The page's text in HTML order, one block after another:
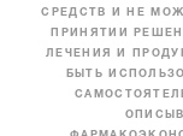
СРЕДСТВ И НЕ
ПРИНЯТИИ
ЛЕЧЕНИЯ И
БЫТЬ